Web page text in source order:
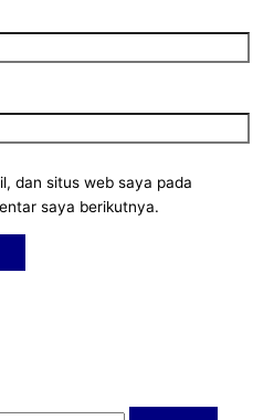
dan situs web saya pada
saya berikutnya.